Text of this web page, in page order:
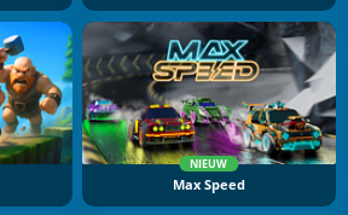
NIEUW
Max Speed